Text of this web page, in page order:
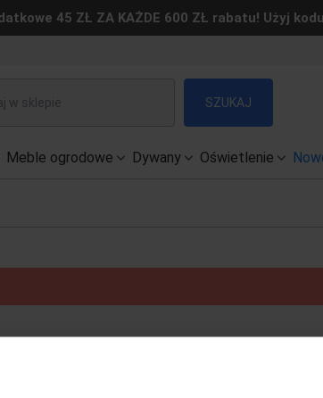
45 ZŁ ZA KAŻDE 600 ZŁ rabatu! Użyj
SZUKAJ
Meble ogrodowe Dywany Oświetlenie